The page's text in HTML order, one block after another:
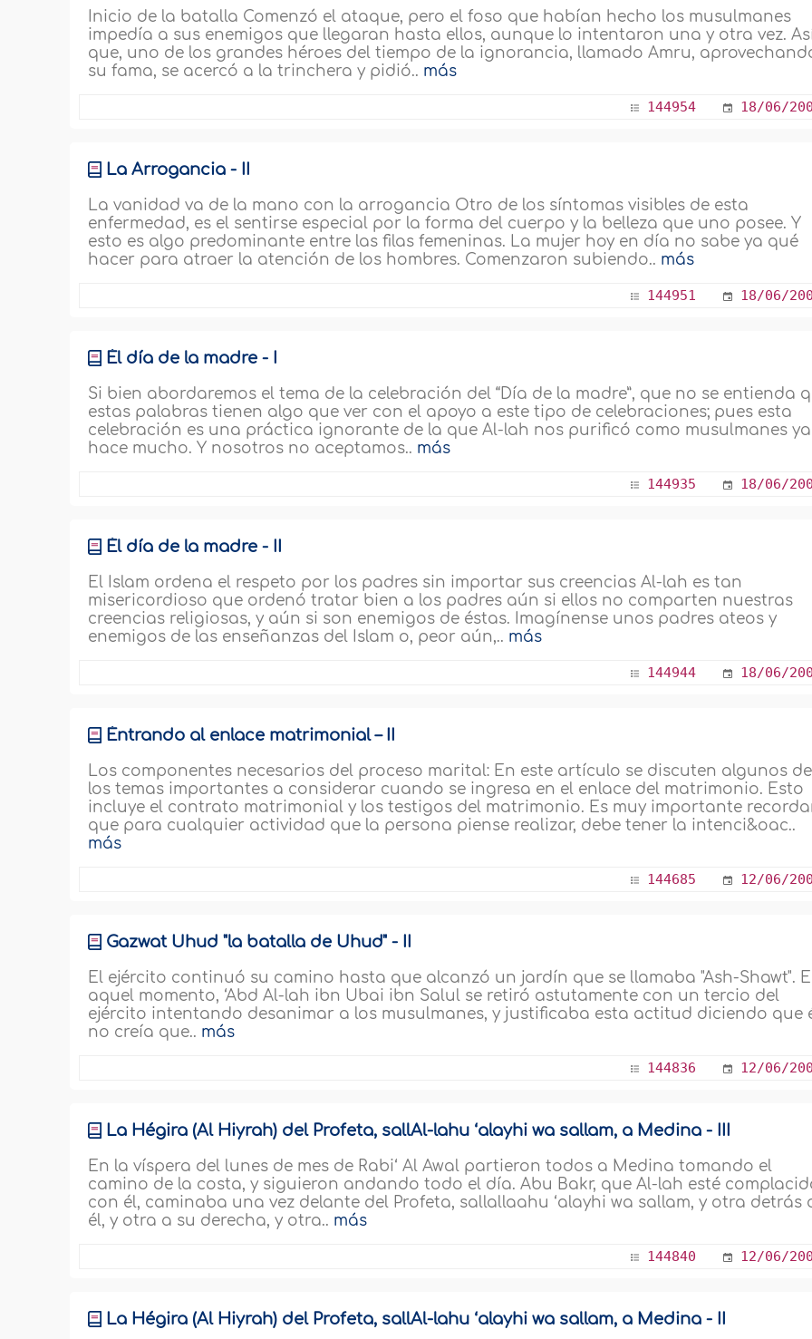
Inicio de la batalla Comenzó el ataque, pero el foso que habían hecho los musulmanes
impedía a sus enemigos que llegaran hasta ellos, aunque lo intentaron una y otra vez.
que, uno de los grandes héroes del tiempo de la ignorancia, llamado Amru,
su fama, se acercó a la trinchera y pidió.. más
144954 18/06/
La Arrogancia - II
La vanidad va de la mano con la arrogancia Otro de los síntomas visibles de esta
enfermedad, es el sentirse especial por la forma del cuerpo y la belleza que uno posee. Y
esto es algo predominante entre las filas femeninas. La mujer hoy en día no sabe ya qué
hacer para atraer la atención de los hombres. Comenzaron subiendo.. más
144951 18/06/
Él día de la madre - I
Si bien abordaremos el tema de la celebración del “Día de la madre”, que no se entienda
estas palabras tienen algo que ver con el apoyo a este tipo de celebraciones; pues esta
celebración es una práctica ignorante de la que Al-lah nos purificó como musulmanes ya
hace mucho. Y nosotros no aceptamos.. más
144935 18/06/
Él día de la madre - II
El Islam ordena el respeto por los padres sin importar sus creencias Al-lah es tan
misericordioso que ordenó tratar bien a los padres aún si ellos no comparten nuestras
creencias religiosas, y aún si son enemigos de éstas. Imagínense unos padres ateos y
enemigos de las enseñanzas del Islam o, peor aún,.. más
144944 18/06/
Éntrando al enlace matrimonial – II
Los componentes necesarios del proceso marital: En este artículo se discuten algunos de
los temas importantes a considerar cuando se ingresa en el enlace del matrimonio. Esto
incluye el contrato matrimonial y los testigos del matrimonio. Es muy importante
que para cualquier actividad que la persona piense realizar, debe tener la intenci&oac..
más
144685 12/06/
Gazwat Ühud "la batalla de Ühud" - II
El ejército continuó su camino hasta que alcanzó un jardín que se llamaba "Ash-Shawt".
aquel momento, ‘Abd Al-lah ibn Ubai ibn Salul se retiró astutamente con un tercio del
ejército intentando desanimar a los musulmanes, y justificaba esta actitud diciendo que
no creía que.. más
144836 12/06/
La Hégira (Al Hiyrah) del Profeta, sallAl-lahu ‘alayhi wa sallam, a Medina - III
En la víspera del lunes de mes de Rabi‘ Al Awal partieron todos a Medina tomando el
camino de la costa, y siguieron andando todo el día. Abu Bakr, que Al-lah esté
con él, caminaba una vez delante del Profeta, sallallaahu ‘alayhi wa sallam, y otra detrás
él, y otra a su derecha, y otra.. más
144840 12/06/
La Hégira (Al Hiyrah) del Profeta, sallAl-lahu ‘alayhi wa sallam, a Medina - II